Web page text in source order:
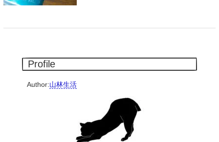
Profile
Author:山林生活